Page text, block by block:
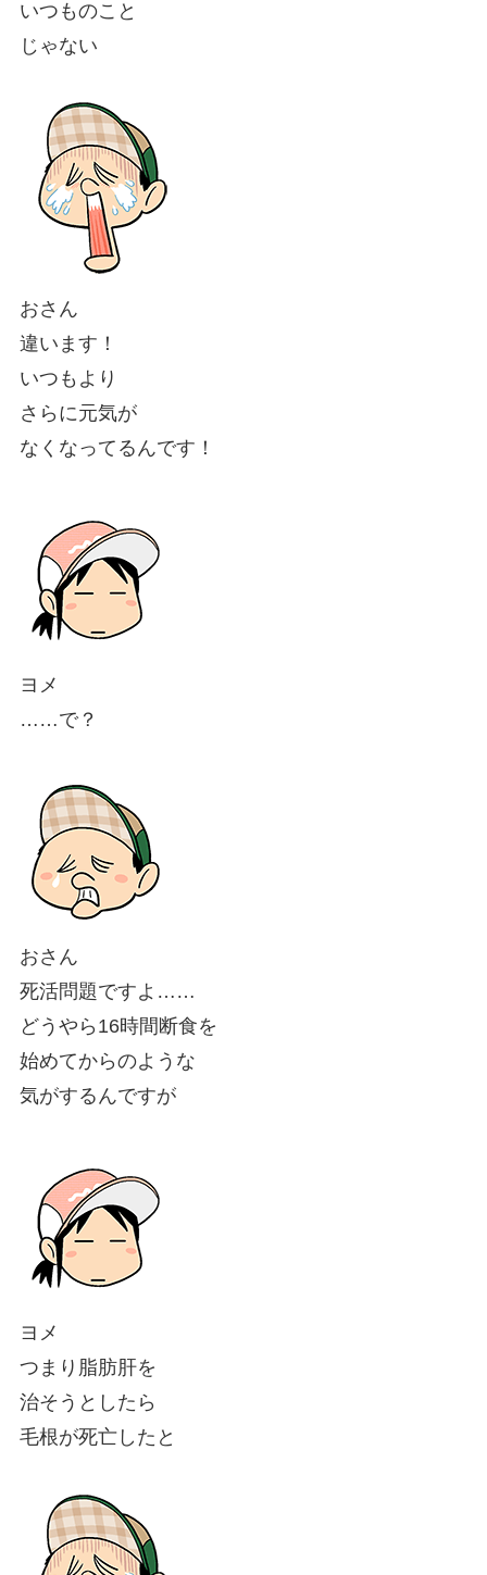
いつものこと
じゃない
おさん
違います！
いつもより
さらに元気が
なくなってるんです！
ヨメ
……で？
おさん
死活問題ですよ……
どうやら16時間断食を
始めてからのような
気がするんですが
ヨメ
つまり脂肪肝を
治そうとしたら
毛根が死亡したと